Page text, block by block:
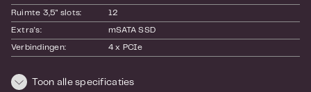
Ruimte 3,5" slots: 12
Extra's: mSATA SSD
Verbindingen: 4 x PCIe
Redundante Nee
Toon alle specificaties